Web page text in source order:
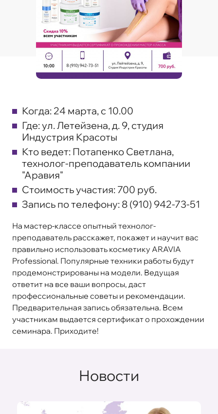
Когда: 24 марта, с 10.00
Где:ул. Летейзена, д. 9, студия
Индустрия Красоты
Кто ведет: Потапенко Светлана,
технолог-преподаватель компании
"Аравия"
Стоимость участия: 700 руб.
Запись по телефону: 8 (910) 942-73-51
На мастер-классе опытный технолог-
преподаватель расскажет, покажет и научит вас
правильно использовать косметику ARAVIA
Professional. Популярные техники работы будут
продемонстрированы на модели. Ведущая
ответит на все ваши вопросы, даст
профессиональные советы и рекомендации.
Предварительная запись обязательна. Всем
участникам выдается сертификат о прохождении
семинара. Приходите!
Новости